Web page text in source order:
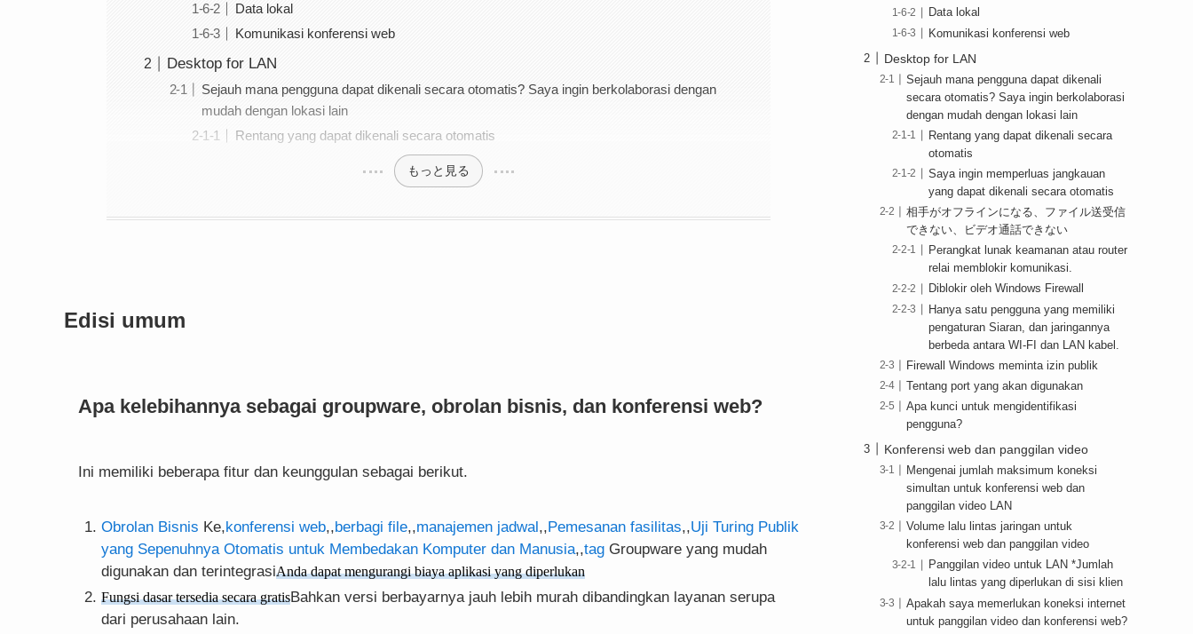
Data lokal
Komunikasi konferensi web
Desktop for LAN
Sejauh mana pengguna dapat dikenali secara otomatis? Saya ingin berkolaborasi dengan
mudah dengan lokasi lain
Rentang yang dapat dikenali secara otomatis
もっと見る
Edisi umum
Apa kelebihannya sebagai groupware, obrolan bisnis, dan konferensi web?
Ini memiliki beberapa fitur dan keunggulan sebagai berikut.
Obrolan Bisnis Ke,konferensi web,,berbagi file,,manajemen jadwal,,Pemesanan fasilitas,,Uji Turing Publik
yang Sepenuhnya Otomatis untuk Membedakan Komputer dan Manusia,,tagGroupware yang mudah
digunakan dan terintegrasiAnda dapat mengurangi biaya aplikasi yang diperlukan
Fungsi dasar tersedia secara gratisBahkan versi berbayarnya jauh lebih murah dibandingkan layanan serupa
dari perusahaan lain.
Data lokal
Komunikasi konferensi web
Desktop for LAN
Sejauh mana pengguna dapat dikenali
secara otomatis? Saya ingin berkolaborasi
dengan mudah dengan lokasi lain
Rentang yang dapat dikenali secara
otomatis
Saya ingin memperluas jangkauan
yang dapat dikenali secara otomatis
相手がオフラインになる、ファイル送受信
できない、ビデオ通話できない
Perangkat lunak keamanan atau router
relai memblokir komunikasi.
Diblokir oleh Windows Firewall
Hanya satu pengguna yang memiliki
pengaturan Siaran, dan jaringannya
berbeda antara WI-FI dan LAN kabel.
Firewall Windows meminta izin publik
Tentang port yang akan digunakan
Apa kunci untuk mengidentifikasi
pengguna?
Konferensi web dan panggilan video
Mengenai jumlah maksimum koneksi
simultan untuk konferensi web dan
panggilan video LAN
Volume lalu lintas jaringan untuk
konferensi web dan panggilan video
Panggilan video untuk LAN *Jumlah
lalu lintas yang diperlukan di sisi klien
Apakah saya memerlukan koneksi internet
untuk panggilan video dan konferensi web?